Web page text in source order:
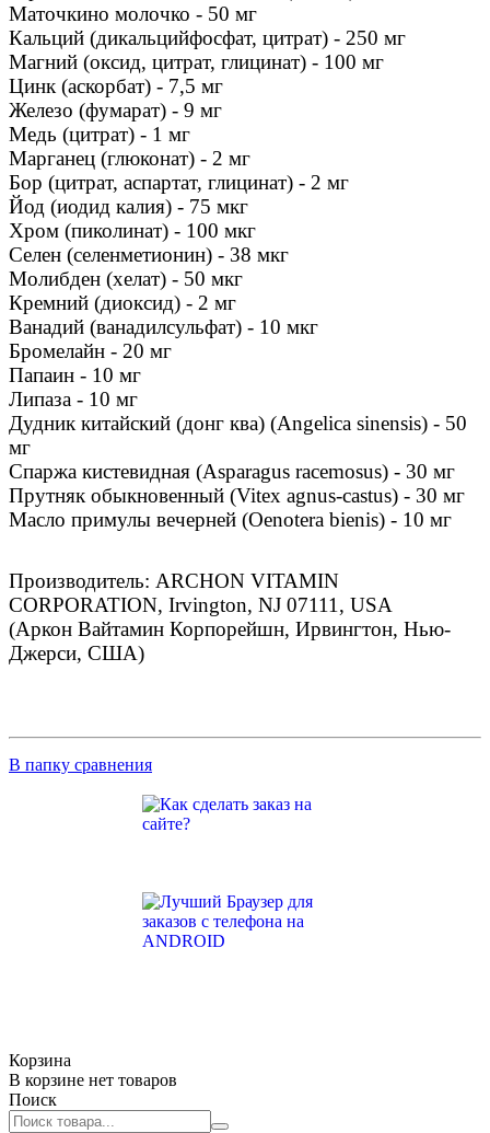
Маточкино молочко - 50 мг
Кальций (дикальцийфосфат, цитрат) - 250 мг
Магний (оксид, цитрат, глицинат) - 100 мг
Цинк (аскорбат) - 7,5 мг
Железо (фумарат) - 9 мг
Медь (цитрат) - 1 мг
Марганец (глюконат) - 2 мг
Бор (цитрат, аспартат, глицинат) - 2 мг
Йод (иодид калия) - 75 мкг
Хром (пиколинат) - 100 мкг
Селен (селенметионин) - 38 мкг
Молибден (хелат) - 50 мкг
Кремний (диоксид) - 2 мг
Ванадий (ванадилсульфат) - 10 мкг
Бромелайн - 20 мг
Папаин - 10 мг
Липаза - 10 мг
Дудник китайский (донг ква) (Angelica sinensis) - 50
мг
Спаржа кистевидная (Asparagus racemosus) - 30 мг
Прутняк обыкновенный (Vitex agnus-сastus) - 30 мг
Масло примулы вечерней (Oenotera bienis) - 10 мг
Производитель: ARCHON VITAMIN
CORPORATION, Irvington, NJ 07111, USA
(Аркон Вайтамин Корпорейшн, Ирвингтон, Нью-
Джерси, США)
В папку сравнения
Корзина
В корзине нет товаров
Поиск